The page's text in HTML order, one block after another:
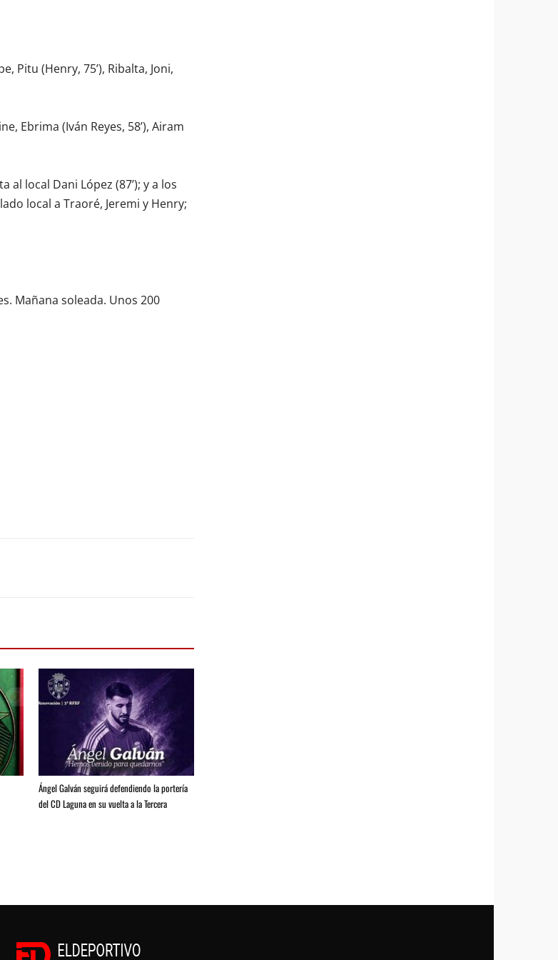
Pitu (Henry, 75’), Ribalta, Joni,
Ebrima (Iván Reyes, 58’), Airam
al local Dani López (87’); y a los
local a Traoré, Jeremi y Henry;
Mañana soleada. Unos 200
Ángel Galván seguirá defendiendo la portería
del CD Laguna en su vuelta a la Tercera